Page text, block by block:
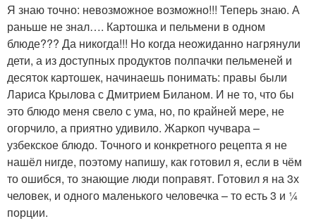
Я знаю точно: невозможное возможно!!! Теперь знаю. А
раньше не знал…. Картошка и пельмени в одном
блюде??? Да никогда!!! Но когда неожиданно нагрянули
дети, а из доступных продуктов полпачки пельменей и
десяток картошек, начинаешь понимать: правы были
Лариса Крылова с Дмитрием Биланом. И не то, что бы
это блюдо меня свело с ума, но, по крайней мере, не
огорчило, а приятно удивило. Жаркоп чучвара –
узбекское блюдо. Точного и конкретного рецепта я не
нашёл нигде, поэтому напишу, как готовил я, если в чём
то ошибся, то знающие люди поправят. Готовил я на 3х
человек, и одного маленького человечка – то есть 3 и ¼
порции.